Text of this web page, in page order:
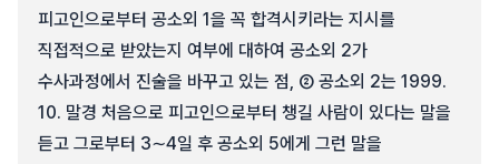
피고인으로부터 공소외 1을 꼭 합격시키라는 지시를
직접적으로 받았는지 여부에 대하여 공소외 2가
수사과정에서 진술을 바꾸고 있는 점, ② 공소외 2는 1999.
10. 말경 처음으로 피고인으로부터 챙길 사람이 있다는 말을
듣고 그로부터 3∼4일 후 공소외 5에게 그런 말을